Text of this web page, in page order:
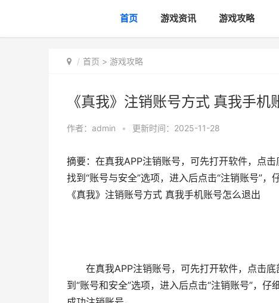
首页 游戏资讯 游戏攻略
首页 > 游戏攻略
《真我》注销账号方式 真我手机
作者： admin • 更新时间：2025-11-28
摘要：在真我APP注销账号，可先打开软件，点
找到“账号与安全”选项，进入后点击“注销账号”
《真我》注销账号方式 真我手机账号怎么退出
在真我APP注销账号，可先打开软件，点击
到“账号和安全”选项，进入后点击“注销账号”，